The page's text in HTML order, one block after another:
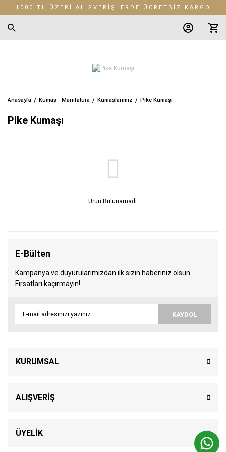
1000 TL ÜZERİ ALIŞVERİŞLERDE ÜCRETSİZ KARGO
Anasayfa Kumaş - Manifatura Kumaşlarımız Pike Kumaşı
Pike Kumaşı
Ürün Bulunamadı.
E-Bülten
Kampanya ve duyurularımızdan ilk sizin haberiniz olsun.
Fırsatları kaçırmayın!
KAYDOL
KURUMSAL
ALIŞVERİŞ
ÜYELİK